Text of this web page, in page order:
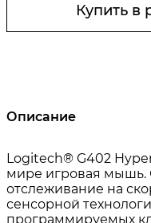
Купить в
Описание